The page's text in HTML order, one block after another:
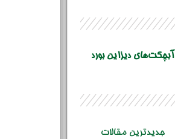
آبچکت‌های دیزاین بورد
جدیدترین مقالات